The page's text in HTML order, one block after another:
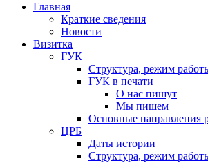
Главная
Краткие сведения
Новости
Визитка
ГУК
Структура, режим
ГУК в печати
О нас пишут
Мы пишем
Основные направления
ЦРБ
Даты истории
Структура, режим